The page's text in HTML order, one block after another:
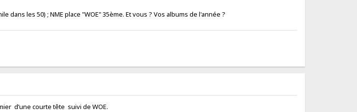
dans les 50) ; NME place "WOE" 35ème. Et vous ? Vos albums de l'année ?
d’une courte tête suivi de WOE.